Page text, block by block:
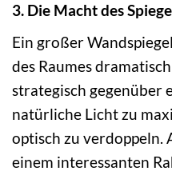
3. Die Macht des
Ein großer
des Raumes
strategisch gegenüber
natürliche Licht zu
optisch zu verdoppeln.
einem interessanten